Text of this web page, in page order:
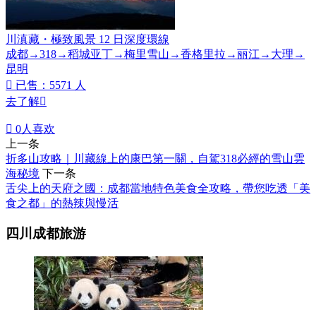
川滇藏・極致風景 12 日深度環線
成都→318→稻城亚丁→梅里雪山→香格里拉→丽江→大理→
昆明
 已售：5571 人
去了解
 0人喜欢
上一条
折多山攻略｜川藏線上的康巴第一關，自駕318必經的雪山雲
海秘境 下一条
舌尖上的天府之國：成都當地特色美食全攻略，帶您吃透「美
食之都」的熱辣與慢活
四川成都旅游